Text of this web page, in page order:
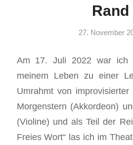
Rand
27. November
Am 17. Juli 2022 war ich
meinem Leben zu einer
Umrahmt von
Morgenstern (Akkordeon)
(Violine) und als Teil der
Freies Wort“ las ich im